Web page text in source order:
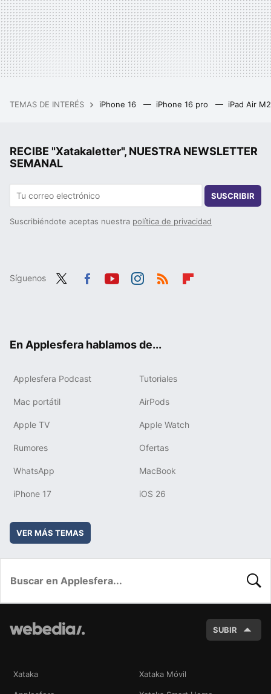
TEMAS DE INTERÉS iPhone 16 iPhone 16 pro iPad Air
RECIBE "Xatakaletter", NUESTRA NEWSLETTER
SEMANAL
SUSCRIBIR
Suscribiéndote aceptas nuestra política de privacidad
Síguenos
En Applesfera hablamos de...
Applesfera Podcast Tutoriales
Mac portátil AirPods
Apple TV Apple Watch
Rumores Ofertas
WhatsApp MacBook
iPhone 17 iOS 26
VER MÁS TEMAS
SUBIR
Xataka Xataka Móvil